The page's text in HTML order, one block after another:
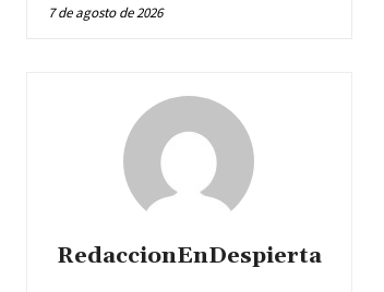
7 de agosto de 2026
RedaccionEnDespierta